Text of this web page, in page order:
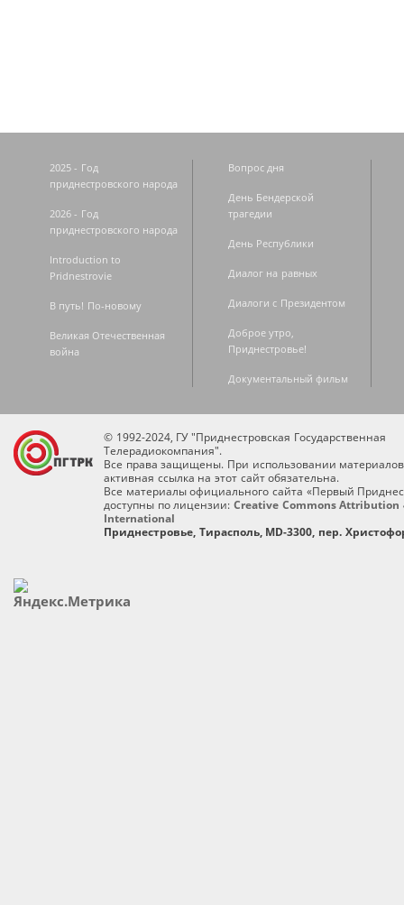
2025 - Год
приднестровского народа
2026 - Год
приднестровского народа
Introduction to
Pridnestrovie
В путь! По-новому
Великая Отечественная
война
Вопрос дня
День Бендерской
трагедии
День Республики
Диалог на равных
Диалоги с Президентом
Доброе утро,
Приднестровье!
Документальный фильм
© 1992-2024, ГУ "Приднестровская Государственная
Телерадиокомпания".
Все права защищены. При использовании
активная ссылка на этот сайт обязательна.
Все материалы официального сайта «Первый
доступны по лицензии: Creative Commons Attribution
International
Приднестровье, Тирасполь, MD-3300, пер.